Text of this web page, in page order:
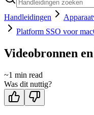
Handleidingen
Platform SSO voor
Videobronnen en
~1 min read
Was dit nuttig?